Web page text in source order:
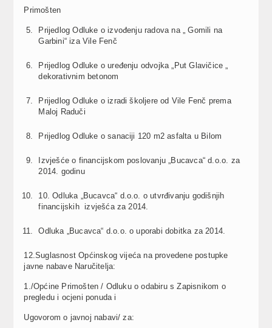
Primošten
Prijedlog Odluke o izvođenju radova na „ Gomili na
Garbini“ iza Vile Fenč
Prijedlog Odluke o uređenju odvojka „Put Glavičice „
dekorativnim betonom
Prijedlog Odluke o izradi školjere od Vile Fenč prema
Maloj Raduči
Prijedlog Odluke o sanaciji 120 m2 asfalta u Bilom
Izvješće o financijskom poslovanju „Bucavca“ d.o.o. za
2014. godinu
10. Odluka „Bucavca“ d.o.o. o utvrđivanju godišnjih
financijskih izvješća za 2014.
Odluka „Bucavca“ d.o.o. o uporabi dobitka za 2014.
12.Suglasnost Općinskog vijeća na provedene postupke
javne nabave Naručitelja:
1./Općine Primošten / Odluku o odabiru s Zapisnikom o
pregledu i ocjeni ponuda i
Ugovorom o javnoj nabavi/ za: